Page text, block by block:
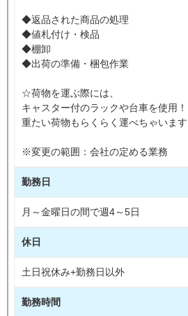
◆返品された商品の処理
◆値札付け・検品
◆棚卸
◆出荷の準備・梱包作業
☆荷物を運ぶ際には、
キャスター付のラックや台車を使用！
重たい荷物もらくらく運べちゃいま
※変更の範囲：会社の定める業務
勤務日
月～金曜日の間で週4～5日
休日
土日祝休み+勤務日以外
勤務時間